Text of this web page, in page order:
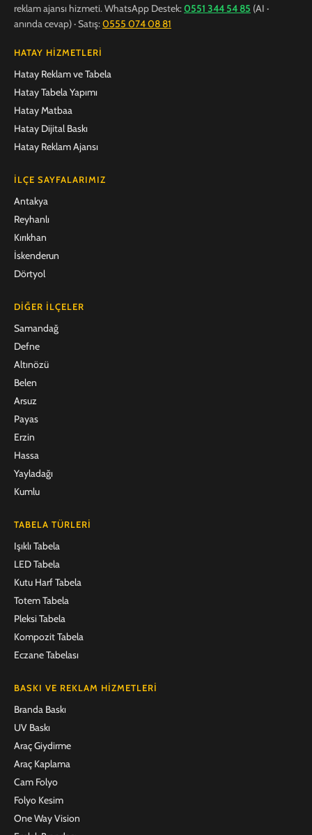
reklam ajansı hizmeti. WhatsApp Destek:0551 344 54 85 (AI ·
anında cevap) · Satış:0555 074 08 81
HATAY HIZMETLERI
Hatay Reklam ve Tabela
Hatay Tabela Yapımı
Hatay Matbaa
Hatay Dijital Baskı
Hatay Reklam Ajansı
İLÇE SAYFALARIMIZ
Antakya
Reyhanlı
Kırıkhan
İskenderun
Dörtyol
DIĞER İLÇELER
Samandağ
Defne
Altınözü
Belen
Arsuz
Payas
Erzin
Hassa
Yayladağı
Kumlu
TABELA TÜRLERI
Işıklı Tabela
LED Tabela
Kutu Harf Tabela
Totem Tabela
Pleksi Tabela
Kompozit Tabela
Eczane Tabelası
BASKI VE REKLAM HIZMETLERI
Branda Baskı
UV Baskı
Araç Giydirme
Araç Kaplama
Cam Folyo
Folyo Kesim
One Way Vision